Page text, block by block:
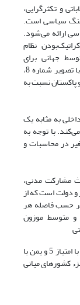
و تکثرگرایی،
سیاسی است.
ارائه می‌شود.
نظام
2017، نمره متوسط جهانی برای
دموکراسی در حد 48/5 گزارش شده است. مطابق با تصویر شماره 8،
نسبت به
به مثابه یک
با توجه به
در محاسبات و
مشارکت مدنی،
دولت است که از
حسب فاصله هر
متوسط موزون
سال 2017 مؤسسه لگاتوم، از میان 147 کشور، نروژ با امتیاز 5 و یمن با
بهترین و بدترین کشور و ایران با امتیاز 70 جزء کشورهای میانی